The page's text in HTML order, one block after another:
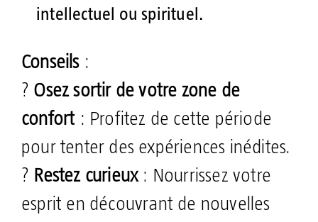
intellectuel ou spirituel.
Conseils :
? Osez sortir de votre zone de
confort: Profitez de cette période
pour tenter des expériences inédites.
? Restez curieux: Nourrissez votre
esprit en découvrant de nouvelles